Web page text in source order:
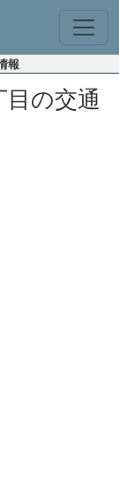
報
目の交通